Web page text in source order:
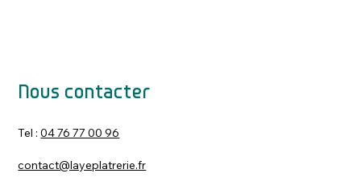
Nous contacter
Tel :04 76 77 00 96
contact@layeplatrerie.fr